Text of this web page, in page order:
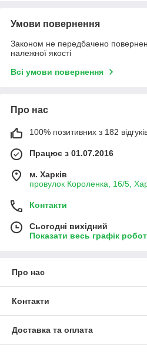
Умови повернення
Законом не передбачено
належної якості
Всі умови повернення
Про нас
100% позитивних з 182
Працює з 01.07.2016
м. Харків
провулок Короленка, 16/5,
Контакти
Сьогодні вихідний
Показати весь графік
Про нас
Контакти
Доставка та оплата